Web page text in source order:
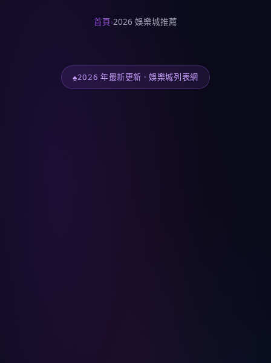
首頁›2026 娛樂城推薦
2026 年最新更新 · 娛樂城列表網